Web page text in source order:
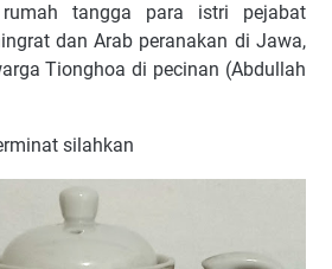
tangga para istri pejabat
dan Arab peranakan di Jawa,
Tionghoa di pecinan (Abdullah
silahkan